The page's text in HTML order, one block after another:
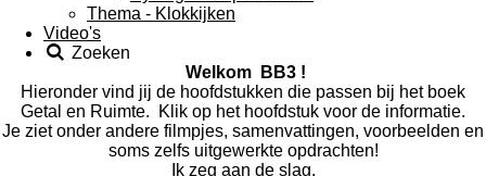
Thema - Klokkijken
Video's
Zoeken
Welkom BB3 !
Hieronder vind jij de hoofdstukken die passen bij het boek
Getal en Ruimte. Klik op het hoofdstuk voor de informatie.
Je ziet onder andere filmpjes, samenvattingen, voorbeelden en
soms zelfs uitgewerkte opdrachten!
Ik zeg aan de slag.